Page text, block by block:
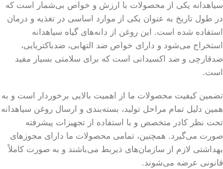
سیاهدانه یکی از محصولات با ارزش و خواص بی‌شمار است که
در طول تاریخ به عنوان یکی از موارد اساسی در تغذیه و درمان
استفاده شده است. این روغن از دانه‌های گیاه سیاهدانه
استخراج می‌شود و دارای خواص ضد التهابی، ضد‌باکتریایی،
ضد‌قارچی و ضد اکسیدانی است که برای سلامتی بسیار مفید
است.
تضمین کیفیت محصولات ما از اهمیت بالایی برخوردار است و به
همین دلیل تمام مراحل تولید، بسته‌بندی و ارسال روغن سیاهدانه
تحت نظر کادر متخصص و با استفاده از تجهیزات پیشرفته
صورت می‌گیرد. همچنین، تمامی محصولات ما دارای مجوزهای
بهداشتی لازم از سازمان‌های ذیربط می‌باشند و به صورت کاملاً
قانونی عرضه می‌شوند.